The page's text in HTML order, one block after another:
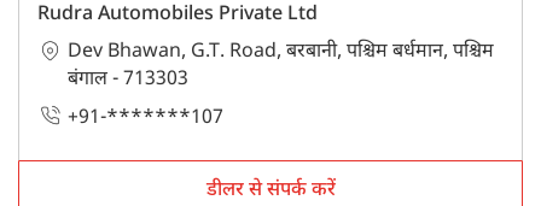
Rudra Automobiles Private Ltd
Dev Bhawan, G.T. Road, बरबानी, पश्चिम बर्धमान, पश्चिम
बंगाल - 713303
+91-*******107
डीलर से संपर्क करें